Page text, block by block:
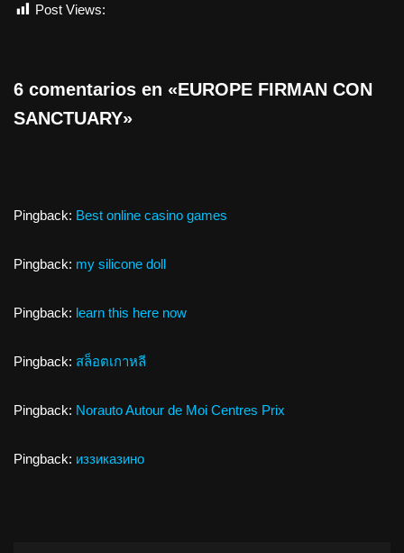
Post Views:
6 comentarios en «EUROPE FIRMAN CON
SANCTUARY»
Pingback: Best online casino games
Pingback: my silicone doll
Pingback: learn this here now
Pingback: สล็อตเกาหลี
Pingback: Norauto Autour de Moi Centres Prix
Pingback: иззиказино